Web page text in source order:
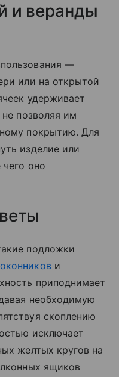
и веранды
—
или на открытой
удерживает
позволяя им
покрытию. Для
изделие или
чего оно
подложки
и
приподнимает
необходимую
скоплению
исключает
желтых кругов на
ящиков